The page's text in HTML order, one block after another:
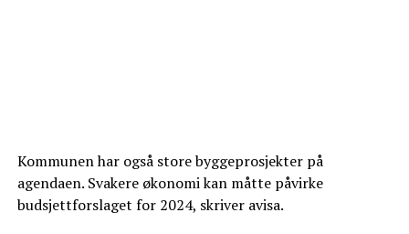
Kommunen har også store byggeprosjekter på
agendaen. Svakere økonomi kan måtte påvirke
budsjettforslaget for 2024, skriver avisa.